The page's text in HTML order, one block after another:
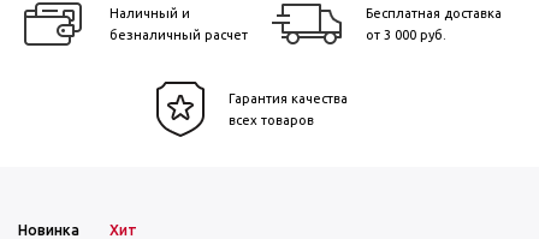
Наличный и
безналичный расчет
Бесплатная доставка
от 3 000 руб.
Гарантия качества
всех товаров
Новинка Хит